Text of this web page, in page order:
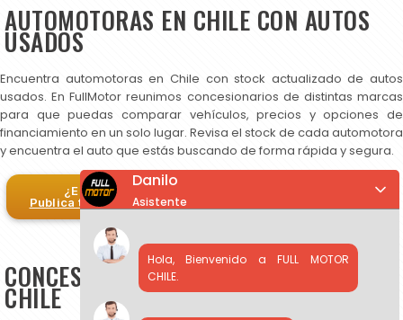
AUTOMOTORAS EN CHILE CON AUTOS
USADOS
Encuentra automotoras en Chile con stock actualizado de autos
usados. En FullMotor reunimos concesionarios de distintas marcas
para que puedas comparar vehículos, precios y opciones de
financiamiento en un solo lugar. Revisa el stock de cada automotora
y encuentra el auto que estás buscando de forma rápida y segura.
¿Eres automotora?
Publica tus autos en FullMotor
CONCESIONARIOS DE AUTOS USADOS EN
CHILE
Danilo
Asistente
Hola, Bienvenido a FULL MOTOR
CHILE.